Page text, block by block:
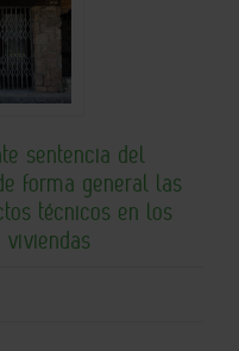
sentencia del
forma general las
técnicos en los